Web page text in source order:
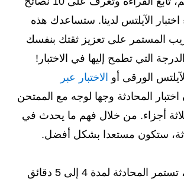
اختبار الآيلتس لدينا. ستساعدك هذه
المستمر على تعزيز ثقتك بنفسك
التي تطمح إليها في الاختبار!
الورقى أو الاختبار عبر
اختبار المحادثة وجها لوجه مع الممتحن
أجزاء. من خلال فهم ما يحدث في
ستكون مستعدا بشكل أفضل.
في الجزء الأول، تستمر المحادثة لمدة 4 إلى 5 دقائق